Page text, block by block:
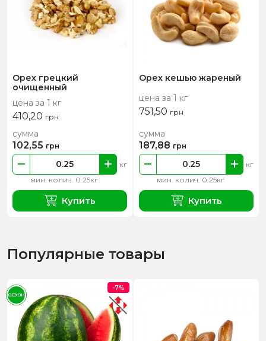
Орех грецкий
очищенный
цена за 1 кг
410,20 грн
мин. колич. 0.25кг
кг
сумма
102,55 грн
Купить
Орех кешью жареный
цена за 1 кг
751,50 грн
мин. колич. 0.25кг
кг
сумма
187,88 грн
Купить
Популярные товары
-7%
СЕЗОН